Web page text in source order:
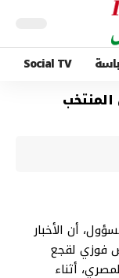
Social TV
أن الأخبار
فوزي لقجع
أثناء